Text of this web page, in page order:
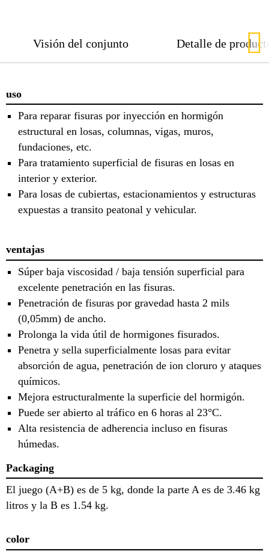
Visión del conjunto Detalle de
uso
Para reparar fisuras por inyección en hormigón
estructural en losas, columnas, vigas, muros,
fundaciones, etc.
Para tratamiento superficial de fisuras en losas en
interior y exterior.
Para losas de cubiertas, estacionamientos y estructuras
expuestas a transito peatonal y vehicular.
ventajas
Súper baja viscosidad / baja tensión superficial para
excelente penetración en las fisuras.
Penetración de fisuras por gravedad hasta 2 mils
(0,05mm) de ancho.
Prolonga la vida útil de hormigones fisurados.
Penetra y sella superficialmente losas para evitar
absorción de agua, penetración de ion cloruro y ataques
químicos.
Mejora estructuralmente la superficie del hormigón.
Puede ser abierto al tráfico en 6 horas al 23°C.
Alta resistencia de adherencia incluso en fisuras
húmedas.
Packaging
El juego (A+B) es de 5 kg, donde la parte A es de 3.46 kg
litros y la B es 1.54 kg.
color